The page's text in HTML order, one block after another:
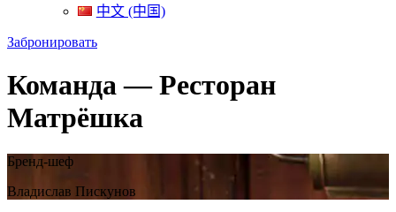
中文 (中国)
Забронировать
Команда — Ресторан
Матрёшка
Бренд-шеф
Владислав Пискунов